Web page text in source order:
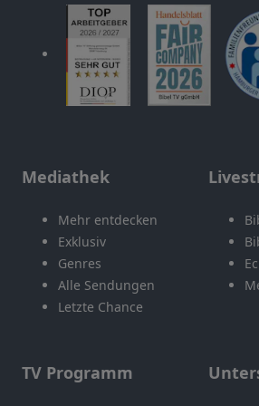
Mediathek
Mehr entdecken
Exklusiv
Genres
Alle Sendungen
Letzte Chance
TV Programm